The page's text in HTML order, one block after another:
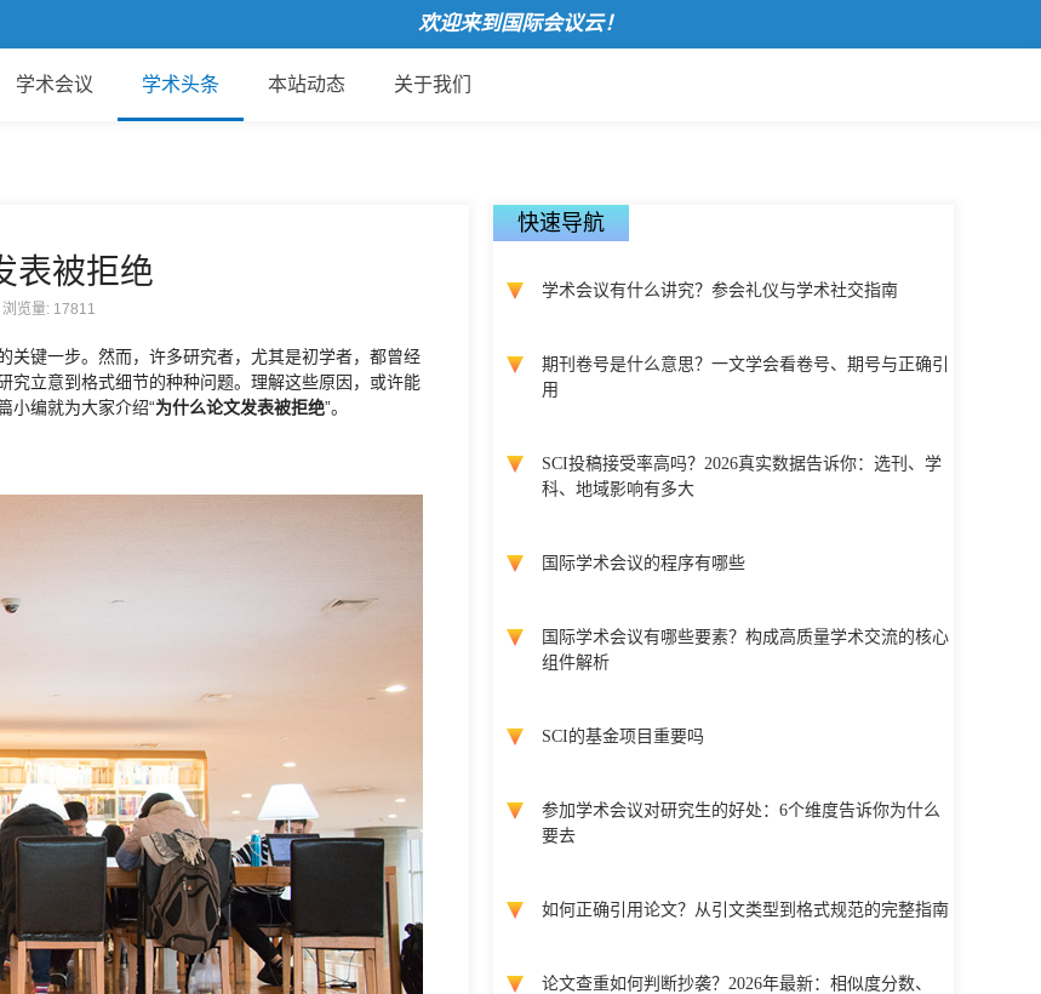
欢迎来到国际会议云！
学术会议 学术头条 本站动态 关于我们
表被拒绝
览量: 17811
关键一步。然而，许多研究者，尤其是初学者，都曾经
究立意到格式细节的种种问题。理解这些原因，或许能
小编就为大家介绍“为什么论文发表被拒绝”。
快速导航
学术会议有什么讲究？参会礼仪与学术社交指南
期刊卷号是什么意思？一文学会看卷号、期号与正确引
用
SCI投稿接受率高吗？2026真实数据告诉你：选刊、学
科、地域影响有多大
国际学术会议的程序有哪些
国际学术会议有哪些要素？构成高质量学术交流的核心
组件解析
SCI的基金项目重要吗
参加学术会议对研究生的好处：6个维度告诉你为什么
要去
如何正确引用论文？从引文类型到格式规范的完整指南
论文查重如何判断抄袭？2026年最新：相似度分数、